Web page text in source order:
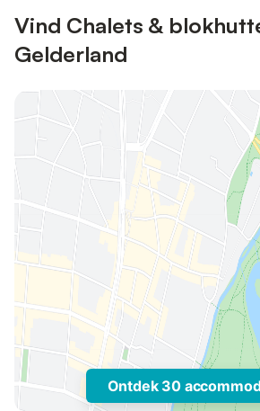
Vind Chalets &
Gelderland
Ontdek 30